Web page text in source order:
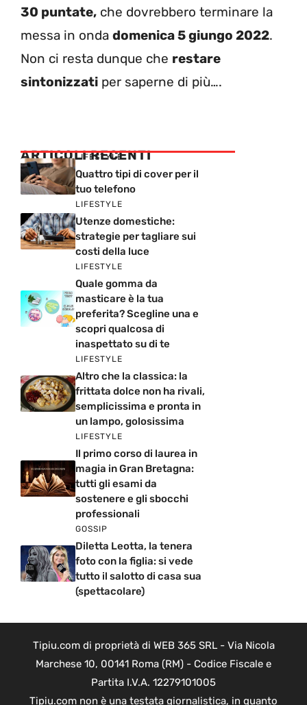
30 puntate, che dovrebbero terminare la
messa in onda domenica 5 giungo 2022.
Non ci resta dunque che restare
sintonizzati per saperne di più….
ARTICOLI RECENTI
LIFESTYLE
Quattro tipi di cover per il
tuo telefono
LIFESTYLE
Utenze domestiche:
strategie per tagliare sui
costi della luce
LIFESTYLE
Quale gomma da
masticare è la tua
preferita? Scegline una e
scopri qualcosa di
inaspettato su di te
LIFESTYLE
Altro che la classica: la
frittata dolce non ha rivali,
semplicissima e pronta in
un lampo, golosissima
LIFESTYLE
Il primo corso di laurea in
magia in Gran Bretagna:
tutti gli esami da
sostenere e gli sbocchi
professionali
GOSSIP
Diletta Leotta, la tenera
foto con la figlia: si vede
tutto il salotto di casa sua
(spettacolare)
Tipiu.com di proprietà di WEB 365 SRL - Via Nicola
Marchese 10, 00141 Roma (RM) - Codice Fiscale e
Partita I.V.A. 12279101005
Tipiu.com non è una testata giornalistica, in quanto